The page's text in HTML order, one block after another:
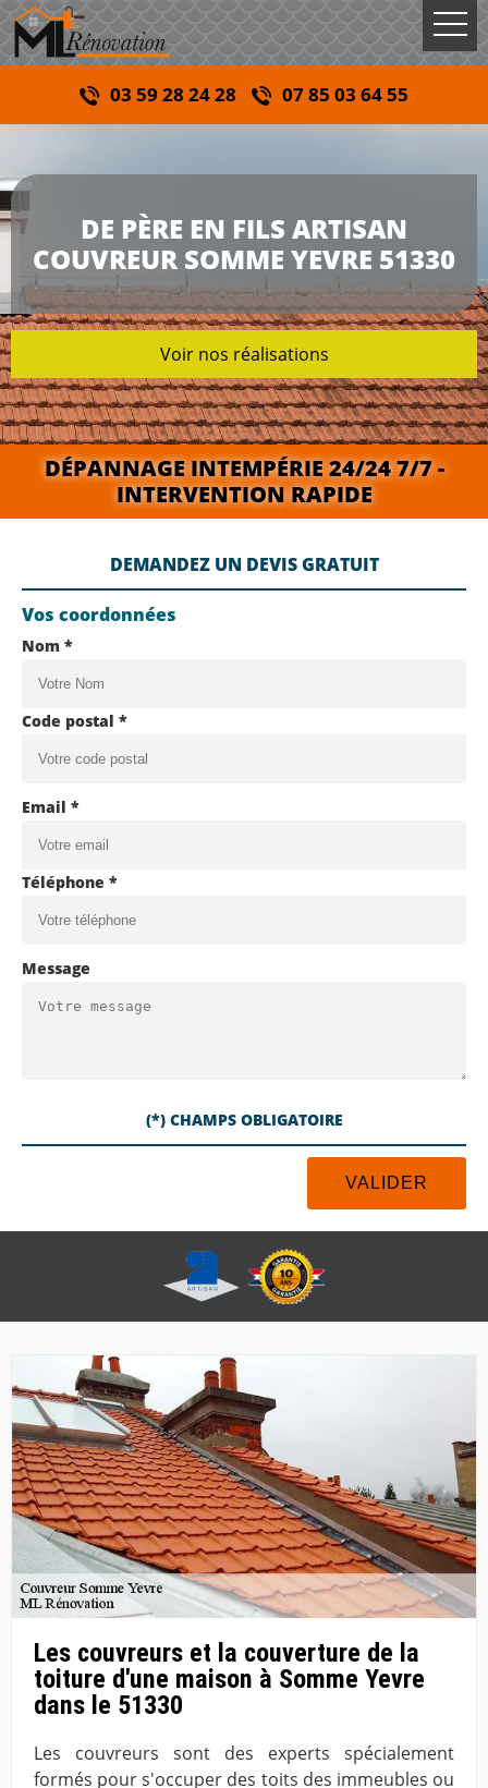
03 59 28 24 28 07 85 03 64 55
DE PÈRE EN FILS ARTISAN
COUVREUR SOMME YEVRE 51330
Voir nos réalisations
DÉPANNAGE INTEMPÉRIE 24/24 7/7 -
INTERVENTION RAPIDE
DEMANDEZ UN DEVIS GRATUIT
Vos coordonnées
Nom *
Code postal *
Email *
Téléphone *
Message
(*) CHAMPS OBLIGATOIRE
Les couvreurs et la couverture de la
toiture d'une maison à Somme Yevre
dans le 51330
Les couvreurs sont des experts spécialement
formés pour s'occuper des toits des immeubles ou